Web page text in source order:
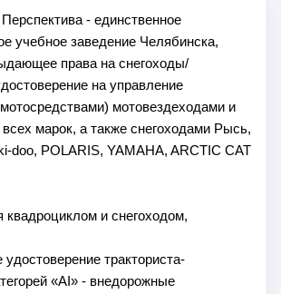
- единственное
учебное заведение Челябинска,
права на снегоходы/
на управление
мотовездеходами и
марок, а также снегоходами Рысь,
doo, POLARIS, YAMAHA, ARCTIC CAT
квадроциклом и снегоходом,
тракториста-
«АI» - внедорожные